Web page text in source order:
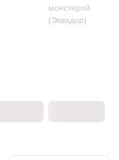
монстерой
(Эквадор)